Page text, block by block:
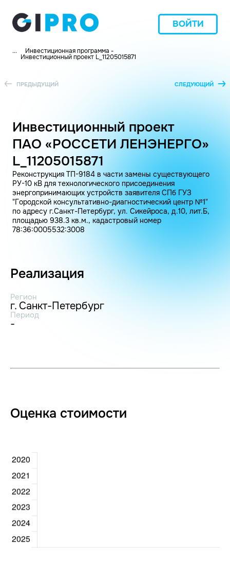
ВОЙТИ
... Инвестиционная программа -
Инвестиционный проект L_11205015871
ПРЕДЫДУЩИЙ СЛЕДУЮЩИЙ
Инвестиционный проект
ПАО «РОССЕТИ ЛЕНЭНЕРГО»
L_11205015871
Реконструкция ТП-9184 в части замены существующего
РУ-10 кВ для технологического присоединения
энергопринимающих устройств заявителя СПб ГУЗ
"Городской консультативно-диагностический центр №1"
по адресу г.Санкт-Петербург, ул. Сикейроса, д.10, лит.Б,
площадью 938.3 кв.м., кадастровый номер
78:36:0005532:3008
Реализация
Регион
г. Санкт-Петербург
Период
-
Оценка стоимости